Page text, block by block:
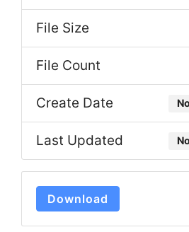
File Size
File Count
Create Date
Last Updated
Download